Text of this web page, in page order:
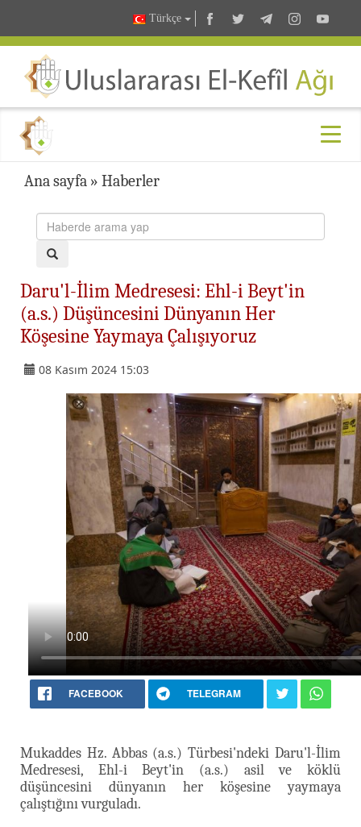
Türkçe
Ana sayfa » Haberler
Daru'l-İlim Medresesi: Ehl-i Beyt'in
(a.s.) Düşüncesini Dünyanın Her
Köşesine Yaymaya Çalışıyoruz
08 Kasım 2024 15:03
FACEBOOK TELEGRAM
Mukaddes Hz. Abbas (a.s.) Türbesi'ndeki Daru'l-İlim
Medresesi, Ehl-i Beyt'in (a.s.) asil ve köklü
düşüncesini dünyanın her köşesine yaymaya
çalıştığını vurguladı.